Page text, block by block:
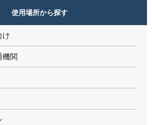
使用場所から探す
け
機関